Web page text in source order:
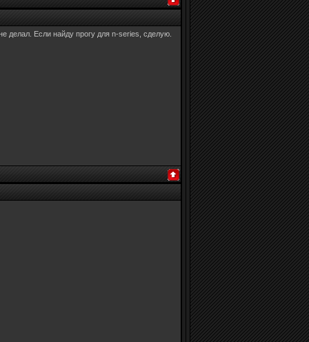
делал. Если найду прогу для n-series, сделую.